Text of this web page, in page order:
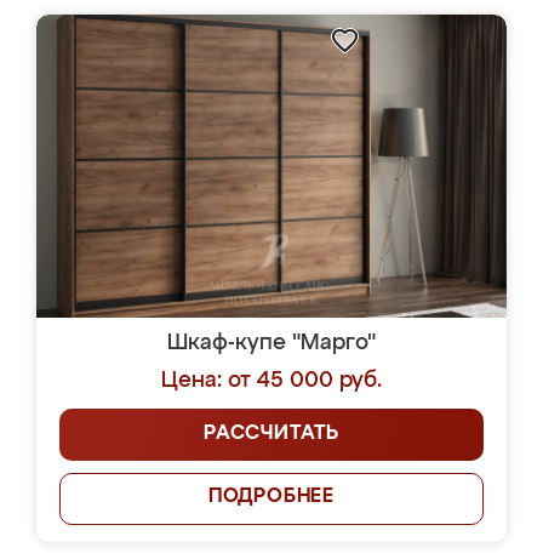
Шкаф-купе "Марго"
Цена: от 45 000 руб.
РАССЧИТАТЬ
ПОДРОБНЕЕ